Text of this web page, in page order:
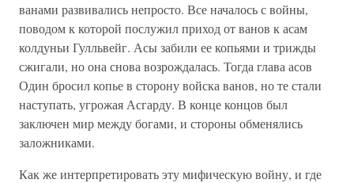
ванами развивались непросто. Все началось с войны,
поводом к которой послужил приход от ванов к асам
колдуньи Гулльвейг. Асы забили ее копьями и трижды
сжигали, но она снова возрождалась. Тогда глава асов
Один бросил копье в сторону войска ванов, но те стали
наступать, угрожая Асгарду. В конце концов был
заключен мир между богами, и стороны обменялись
заложниками.
Как же интерпретировать эту мифическую войну, и где